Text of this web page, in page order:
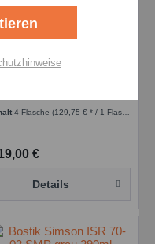
Anaerobic -
4 Flasche(129,75 € * / 1 Flasche)
€
Details
Aktiv